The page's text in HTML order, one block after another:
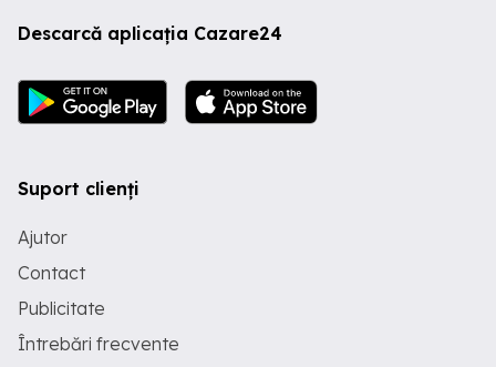
Descarcă aplicația Cazare24
Suport clienți
Ajutor
Contact
Publicitate
Întrebări frecvente